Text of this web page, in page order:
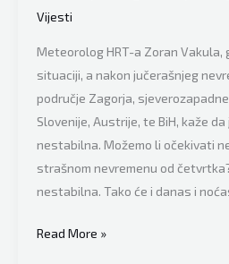
Vijesti
Meteorolog HRT-a Zoran Vakula,
situaciji, a nakon jučerašnjeg
područje Zagorja,
Slovenije, Austrije, te BiH, kaže
nestabilna. Možemo li očekivati
strašnom nevremenu od
nestabilna. Tako će i danas i
Poznati
Read More »